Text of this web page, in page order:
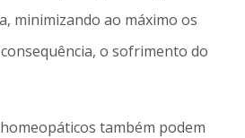
minimizando ao máximo os
o sofrimento do
também podem